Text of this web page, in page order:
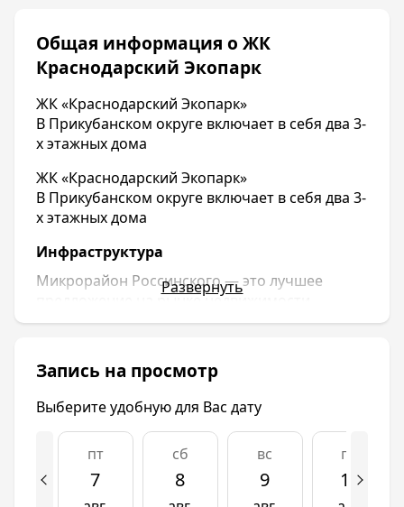
Общая информация о ЖК
Краснодарский Экопарк
ЖК «Краснодарский Экопарк»
В Прикубанском округе включает в себя два 3-
х этажных дома
ЖК «Краснодарский Экопарк»
В Прикубанском округе включает в себя два 3-
х этажных дома
Инфраструктура
Микрорайон Россинского — это лучшее
предложение на рынке недвижимости
Краснодарского края. Мы предлагаем к
уровнем надежности и ликвидности
вложений. Участки, отведенные под жилые
кварталы будут являться продолжением
городской жилой застройки в восточном
направлении. Согласно генплана г.
Краснодара данные территории входят в
границы города и определены как кварталы
малоэтажной жилой застройки. Согласно
Развернуть
Запись на просмотр
Выберите удобную для Вас дату
пт
7
сб
8
вс
9
пн
10